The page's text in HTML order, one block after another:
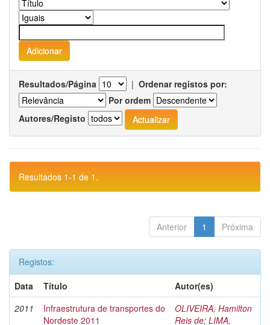
Resultados/Página | Ordenar registos por:
Por ordem
Autores/Registo
Resultados 1-1 de 1.
Anterior 1 Próxima
Registos:
Data
Título
Autor(es)
2011
Infraestrutura de transportes do
Nordeste 2011
OLIVEIRA, Hamilton
Reis de; LIMA,